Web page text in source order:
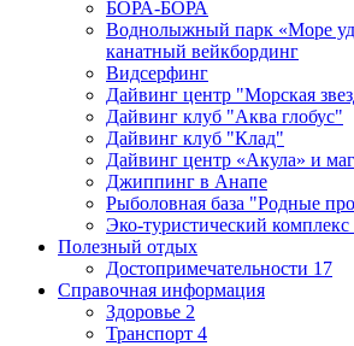
БОРА-БОРА
Воднолыжный парк «Море
канатный вейкбординг
Видсерфинг
Дайвинг центр "Морская
Дайвинг клуб "Аква глобус"
Дайвинг клуб "Клад"
Дайвинг центр «Акула» и
Джиппинг в Анапе
Рыболовная база "Родные
Эко-туристический
Полезный отдых
Достопримечательности 17
Справочная информация
Здоровье 2
Транспорт 4